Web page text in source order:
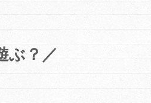
ぶ？／